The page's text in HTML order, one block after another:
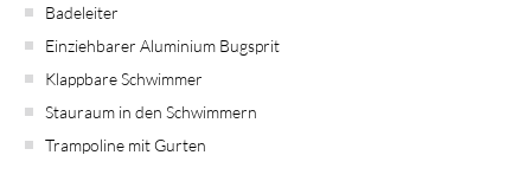
Badeleiter
Einziehbarer Aluminium Bugsprit
Klappbare Schwimmer
Stauraum in den Schwimmern
Trampoline mit Gurten